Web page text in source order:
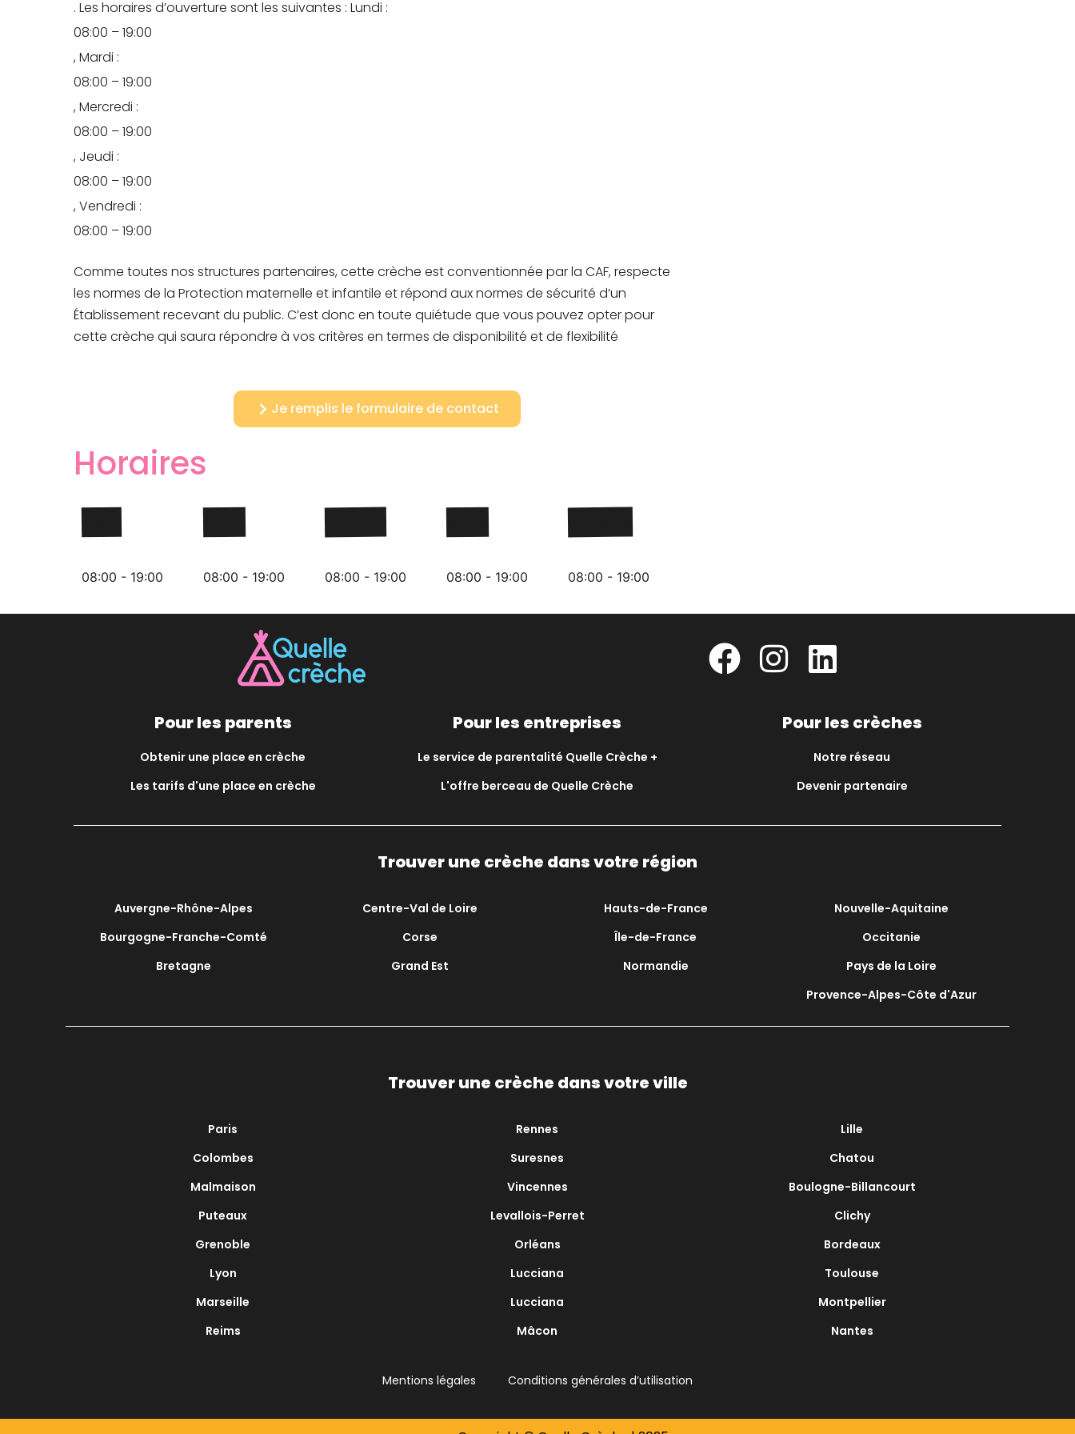
. Les horaires d’ouverture sont les suivantes : Lundi :
08:00 – 19:00
, Mardi :
08:00 – 19:00
, Mercredi :
08:00 – 19:00
, Jeudi :
08:00 – 19:00
, Vendredi :
08:00 – 19:00
Comme toutes nos structures partenaires, cette crèche est conventionnée par la CAF, respecte
les normes de la Protection maternelle et infantile et répond aux normes de sécurité d’un
Établissement recevant du public. C’est donc en toute quiétude que vous pouvez opter pour
cette crèche qui saura répondre à vos critères en termes de disponibilité et de flexibilité
Je remplis le formulaire de contact
Horaires
08:00 - 19:00 08:00 - 19:00 08:00 - 19:00 08:00 - 19:00 08:00 - 19:00
Pour les parents
Obtenir une place en crèche
Les tarifs d'une place en crèche
Pour les entreprises
Le service de parentalité Quelle Crèche +
L'offre berceau de Quelle Crèche
Pour les crèches
Notre réseau
Devenir partenaire
Trouver une crèche dans votre région
Auvergne-Rhône-Alpes
Bourgogne-Franche-Comté
Bretagne
Centre-Val de Loire
Corse
Grand Est
Hauts-de-France
Île-de-France
Normandie
Nouvelle-Aquitaine
Occitanie
Pays de la Loire
Provence-Alpes-Côte d'Azur
Trouver une crèche dans votre ville
Paris
Colombes
Malmaison
Puteaux
Grenoble
Lyon
Marseille
Reims
Rennes
Suresnes
Vincennes
Levallois-Perret
Orléans
Lucciana
Lucciana
Mâcon
Lille
Chatou
Boulogne-Billancourt
Clichy
Bordeaux
Toulouse
Montpellier
Nantes
Mentions légales Conditions générales d’utilisation